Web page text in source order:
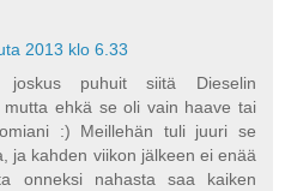
2013 klo 6.33
puhuit siitä Dieselin
mutta ehkä se oli vain haave tai
:) Meillehän tuli juuri se
ja kahden viikon jälkeen ei enää
onneksi nahasta saa kaiken